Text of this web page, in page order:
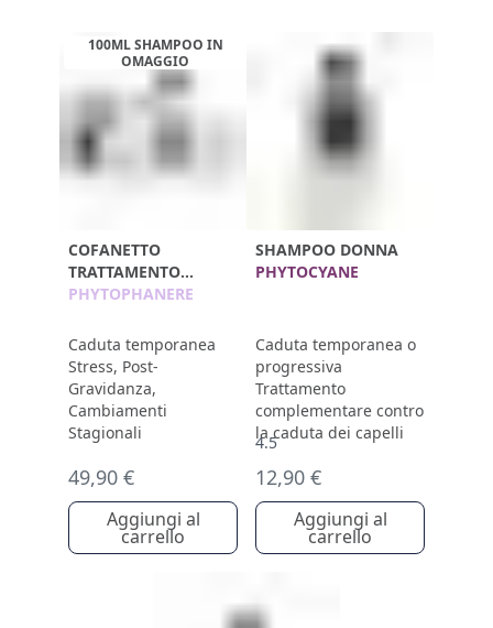
100ML SHAMPOO IN
OMAGGIO
COFANETTO
TRATTAMENTO
PHYTOPHANERE
PHYTOPHANERE
Caduta temporanea
Stress, Post-
Gravidanza,
Cambiamenti
Stagionali
49,90 €
Aggiungi al
carrello
SHAMPOO DONNA
PHYTOCYANE
Caduta temporanea o
progressiva
Trattamento
complementare contro
la caduta dei capelli
4.5
12,90 €
Aggiungi al
carrello